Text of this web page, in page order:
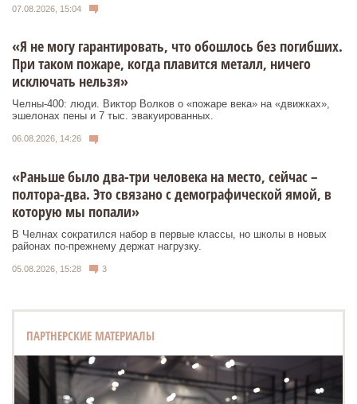
07.08.2026, 15:04
«Я не могу гарантировать, что обошлось без погибших.
При таком пожаре, когда плавится металл, ничего
исключать нельзя»
Челны-400: люди. Виктор Волков о «пожаре века» на «движках»,
эшелонах пены и 7 тыс. эвакуированных.
06.08.2026, 14:26
«Раньше было два-три человека на место, сейчас –
полтора-два. Это связано с демографической ямой, в
которую мы попали»
В Челнах сократился набор в первые классы, но школы в новых
районах по-прежнему держат нагрузку.
05.08.2026, 15:28 3
ПАРТНЕРСКИЕ МАТЕРИАЛЫ